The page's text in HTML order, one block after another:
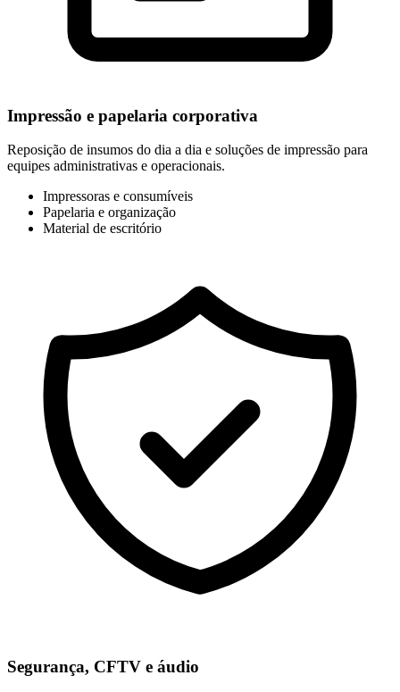
Impressão e papelaria corporativa
Reposição de insumos do dia a dia e soluções de impressão para
equipes administrativas e operacionais.
Impressoras e consumíveis
Papelaria e organização
Material de escritório
Segurança, CFTV e áudio